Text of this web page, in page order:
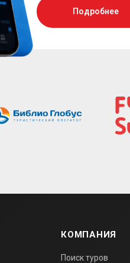
Подробнее
КОМПАНИЯ
Поиск туров